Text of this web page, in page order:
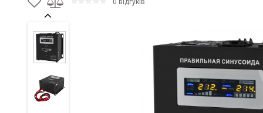
0 відгуків